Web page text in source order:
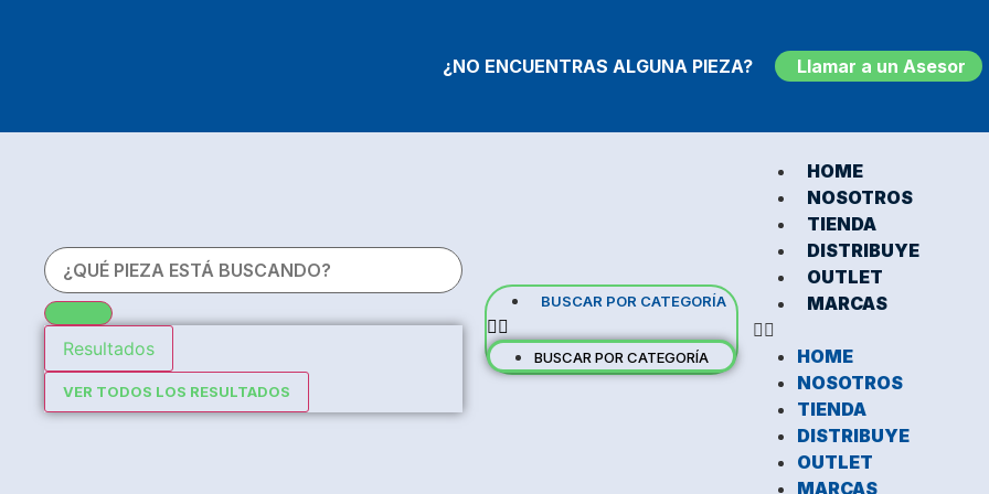
¿NO ENCUENTRAS ALGUNA PIEZA? Llamar a un Asesor
Resultados
VER TODOS LOS RESULTADOS
BUSCAR POR CATEGORÍA
BUSCAR POR CATEGORÍA
HOME
NOSOTROS
TIENDA
DISTRIBUYE
OUTLET
MARCAS
HOME
NOSOTROS
TIENDA
DISTRIBUYE
OUTLET
MARCAS